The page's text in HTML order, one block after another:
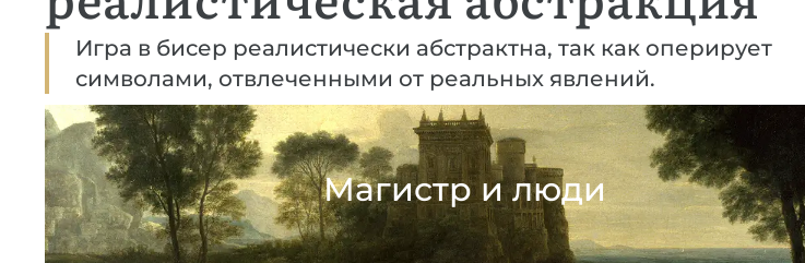
Игра в бисер реалистически абстрактна, так как оперирует
символами, отвлеченными от реальных явлений.
Магистр и люди